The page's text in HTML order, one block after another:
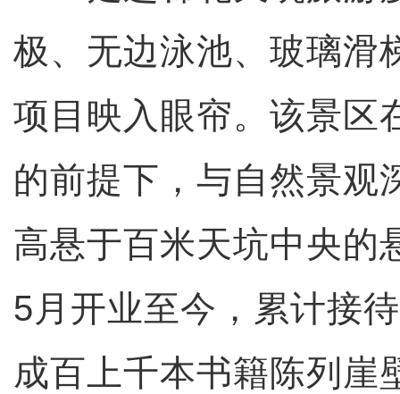
极、无边泳池、玻璃滑
项目映入眼帘。该景区
的前提下，与自然景观
高悬于百米天坑中央的
5月开业至今，累计接
成百上千本书籍陈列崖